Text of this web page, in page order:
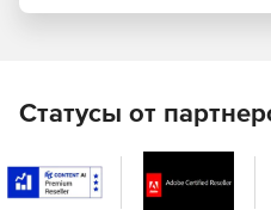
Статусы от